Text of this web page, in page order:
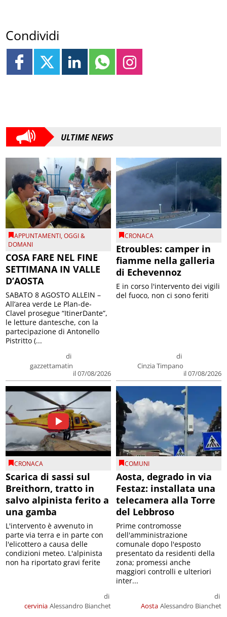
Condividi
ULTIME NEWS
APPUNTAMENTI,OGGI &
DOMANI
COSA FARE NEL FINE
SETTIMANA IN VALLE
D’AOSTA
di
gazzettamatin
il 07/08/2026
SABATO 8 AGOSTO ALLEIN –
All’area verde Le Plan-de-
Clavel prosegue “ItinerDante”,
le letture dantesche, con la
partecipazione di Antonello
Pistritto (...
CRONACA
Etroubles: camper in
fiamme nella galleria
di Echevennoz
di
Cinzia Timpano
il 07/08/2026
E in corso l'intervento dei vigili
del fuoco, non ci sono feriti
CRONACA
Scarica di sassi sul
Breithorn, tratto in
salvo alpinista ferito a
una gamba
cervinia
di
Alessandro Bianchet
L'intervento è avvenuto in
parte via terra e in parte con
l'elicottero a causa delle
condizioni meteo. L'alpinista
non ha riportato gravi ferite
COMUNI
Aosta, degrado in via
Festaz: installata una
telecamera alla Torre
del Lebbroso
Aosta
di
Alessandro Bianchet
Prime contromosse
dell'amministrazione
comunale dopo l'esposto
presentato da residenti della
zona; promessi anche
maggiori controlli e ulteriori
inter...